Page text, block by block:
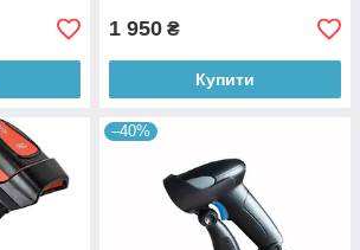
1 950 ₴
Купити
–40%